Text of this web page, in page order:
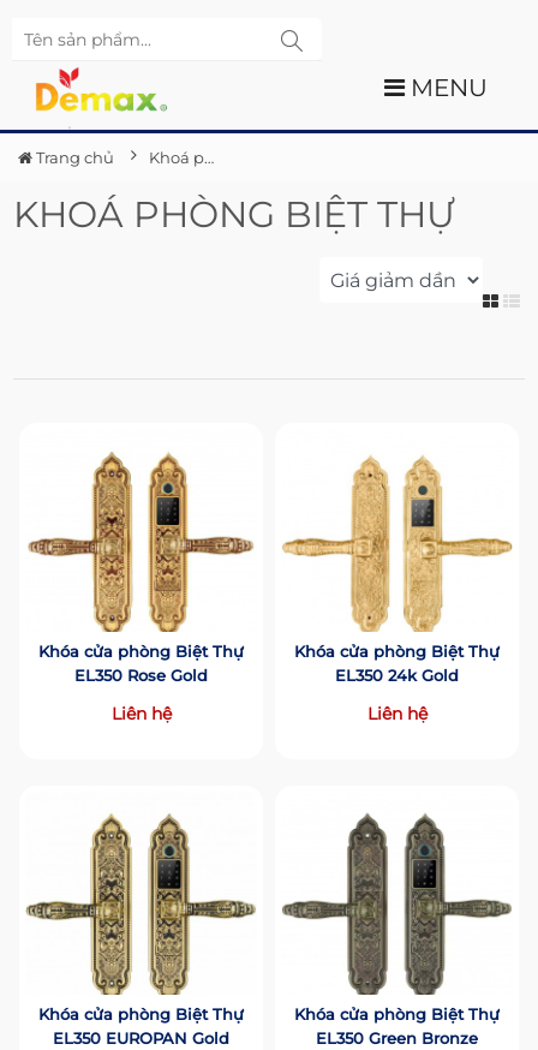
MENU
Trang chủ Khoá phòng biệt thự
KHOÁ PHÒNG BIỆT THỰ
Khóa cửa phòng Biệt Thự
EL350 Rose Gold
Liên hệ
Khóa cửa phòng Biệt Thự
EL350 24k Gold
Liên hệ
Khóa cửa phòng Biệt Thự
EL350 EUROPAN Gold
Khóa cửa phòng Biệt Thự
EL350 Green Bronze